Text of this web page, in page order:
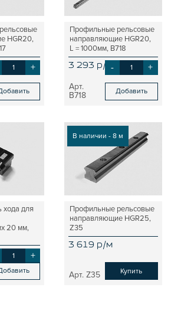
HGR20,
+
Профильные рельсовые
направляющие HGR20,
L = 1000мм, B718
3 293 р/шт
- +
B718 Добавить
хода для
20 мм,
+
Профильные рельсовые
направляющие HGR25,
Z35
3 619 р/м
Z35 Купить
В наличии - 8 м